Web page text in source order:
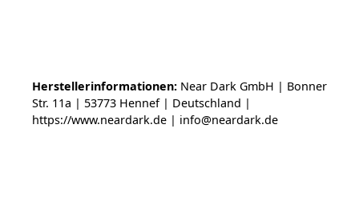
Herstellerinformationen: Near Dark GmbH | Bonner
Str. 11a | 53773 Hennef | Deutschland |
https://www.neardark.de | info@neardark.de